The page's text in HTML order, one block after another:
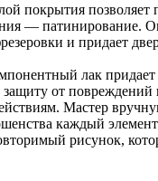
покрытия позволяет
— патинирование.
и придает
лак придает
от повреждений
Мастер
каждый
рисунок,